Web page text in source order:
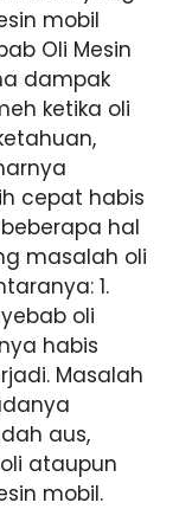
mobil
Oli Mesin
dampak
ketika oli
cepat habis
hal
masalah oli
1.
oli
habis
Masalah
aus,
ataupun
mobil.